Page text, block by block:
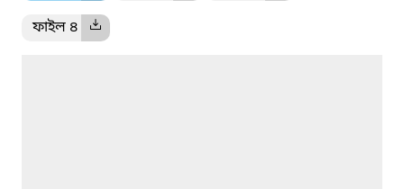
ফাইল ৪